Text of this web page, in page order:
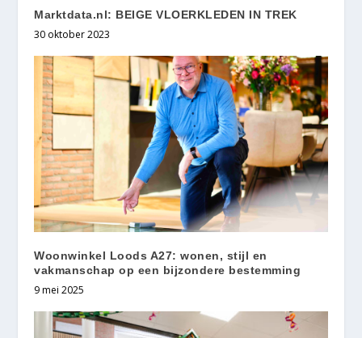
Marktdata.nl: BEIGE VLOERKLEDEN IN TREK
30 oktober 2023
Woonwinkel Loods A27: wonen, stijl en
vakmanschap op een bijzondere bestemming
9 mei 2025